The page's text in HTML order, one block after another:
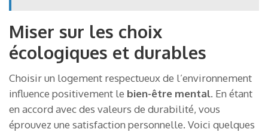
Miser sur les choix
écologiques et durables
Choisir un logement respectueux de l’environnement
influence positivement le bien-être mental. En étant
en accord avec des valeurs de durabilité, vous
éprouvez une satisfaction personnelle. Voici quelques